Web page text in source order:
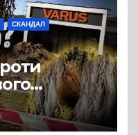
СКАНДАЛ
на
всохли